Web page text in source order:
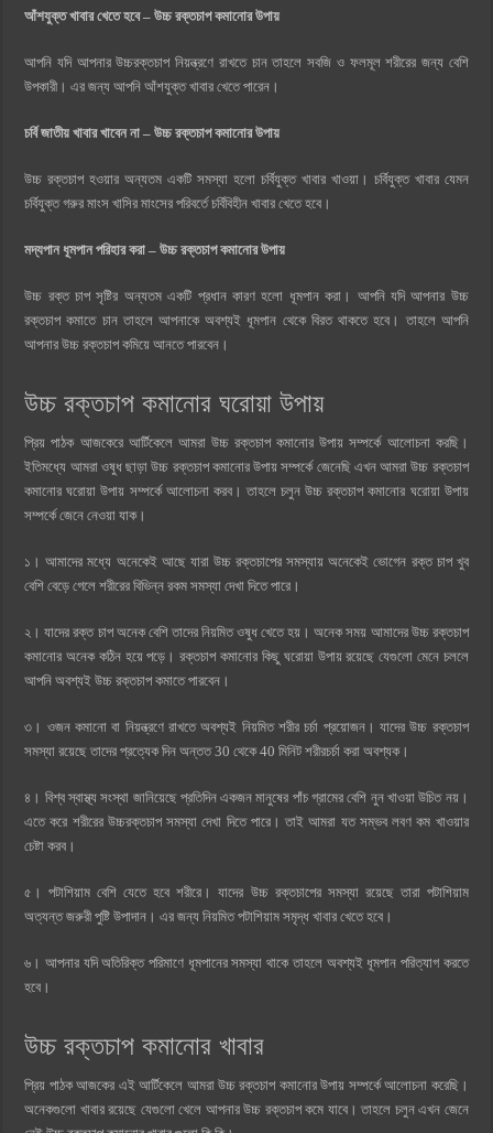
আঁশযুক্ত খাবার খেতে হবে – উচ্চ রক্তচাপ কমানোর উপায়
আপনি যদি আপনার উচ্চরক্তচাপ নিয়ন্ত্রণে রাখতে চান তাহলে সবজি ও ফলমূল শরীরের জন্য বেশি
উপকারী। এর জন্য আপনি আঁশযুক্ত খাবার খেতে পারেন।
চর্বি জাতীয় খাবার খাবেন না – উচ্চ রক্তচাপ কমানোর উপায়
উচ্চ রক্তচাপ হওয়ার অন্যতম একটি সমস্যা হলো চর্বিযুক্ত খাবার খাওয়া। চর্বিযুক্ত খাবার যেমন
চর্বিযুক্ত গরুর মাংস খাসির মাংসের পরিবর্তে চর্বিবিহীন খাবার খেতে হবে।
মদ্যপান ধূমপান পরিহার করা – উচ্চ রক্তচাপ কমানোর উপায়
উচ্চ রক্ত চাপ সৃষ্টির অন্যতম একটি প্রধান কারণ হলো ধূমপান করা। আপনি যদি আপনার উচ্চ
রক্তচাপ কমাতে চান তাহলে আপনাকে অবশ্যই ধূমপান থেকে বিরত থাকতে হবে। তাহলে আপনি
আপনার উচ্চ রক্তচাপ কমিয়ে আনতে পারবেন।
উচ্চ রক্তচাপ কমানোর ঘরোয়া উপায়
প্রিয় পাঠক আজকেরে আর্টিকেলে আমরা উচ্চ রক্তচাপ কমানোর উপায় সম্পর্কে আলোচনা করছি।
ইতিমধ্যে আমরা ওষুধ ছাড়া উচ্চ রক্তচাপ কমানোর উপায় সম্পর্কে জেনেছি এখন আমরা উচ্চ রক্তচাপ
কমানোর ঘরোয়া উপায় সম্পর্কে আলোচনা করব। তাহলে চলুন উচ্চ রক্তচাপ কমানোর ঘরোয়া উপায়
সম্পর্কে জেনে নেওয়া যাক।
১। আমাদের মধ্যে অনেকেই আছে যারা উচ্চ রক্তচাপের সমস্যায় অনেকেই ভোগেন রক্ত চাপ খুব
বেশি বেড়ে গেলে শরীরের বিভিন্ন রকম সমস্যা দেখা দিতে পারে।
২। যাদের রক্ত চাপ অনেক বেশি তাদের নিয়মিত ওষুধ খেতে হয়। অনেক সময় আমাদের উচ্চ রক্তচাপ
কমানোর অনেক কঠিন হয়ে পড়ে। রক্তচাপ কমানোর কিছু ঘরোয়া উপায় রয়েছে যেগুলো মেনে চললে
আপনি অবশ্যই উচ্চ রক্তচাপ কমাতে পারবেন।
৩। ওজন কমানো বা নিয়ন্ত্রণে রাখতে অবশ্যই নিয়মিত শরীর চর্চা প্রয়োজন। যাদের উচ্চ রক্তচাপ
সমস্যা রয়েছে তাদের প্রত্যেক দিন অন্তত 30 থেকে 40 মিনিট শরীরচর্চা করা অবশ্যক।
৪। বিশ্ব স্বাস্থ্য সংস্থা জানিয়েছে প্রতিদিন একজন মানুষের পাঁচ গ্রামের বেশি নুন খাওয়া উচিত নয়।
এতে করে শরীরের উচ্চরক্তচাপ সমস্যা দেখা দিতে পারে। তাই আমরা যত সম্ভব লবণ কম খাওয়ার
চেষ্টা করব।
৫। পটাশিয়াম বেশি যেতে হবে শরীরে। যাদের উচ্চ রক্তচাপের সমস্যা রয়েছে তারা পটাশিয়াম
অত্যন্ত জরুরী পুষ্টি উপাদান। এর জন্য নিয়মিত পটাশিয়াম সমৃদ্ধ খাবার খেতে হবে।
৬। আপনার যদি অতিরিক্ত পরিমাণে ধূমপানের সমস্যা থাকে তাহলে অবশ্যই ধূমপান পরিত্যাগ করতে
হবে।
উচ্চ রক্তচাপ কমানোর খাবার
প্রিয় পাঠক আজকের এই আর্টিকেলে আমরা উচ্চ রক্তচাপ কমানোর উপায় সম্পর্কে আলোচনা করেছি।
অনেকগুলো খাবার রয়েছে যেগুলো খেলে আপনার উচ্চ রক্তচাপ কমে যাবে। তাহলে চলুন এখন জেনে